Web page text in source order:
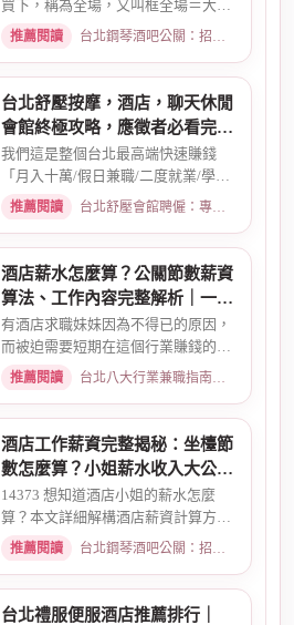
買下，稱為全場，又叫框全場＝大框
＝外全酒店買框送s外全多少...
推薦閱讀 台北鋼琴酒吧公關：招募條件與工作環境介紹 · 2026-03-26
台北舒壓按摩，酒店，聊天休閒
會館終極攻略，應徵者必看完整
指南
我們這是整個台北最高端快速賺錢
「月入十萬/假日兼職/二度就業/學生
兼職/八大廣告/林森北路KTV酒...
推薦閱讀 台北舒壓會館聘僱：專業按摩師職缺與職涯規劃 · 2026-01-07
酒店薪水怎麼算？公關節數薪資
算法、工作內容完整解析｜一次
搞懂收入結構
有酒店求職妹妹因為不得已的原因，
而被迫需要短期在這個行業賺錢的時
候而環境又你文章提到的那麼...
推薦閱讀 台北八大行業兼職指南：熱門職缺與求職須知 · 2026-02-13
酒店工作薪資完整揭秘：坐檯節
數怎麼算？小姐薪水收入大公開
｜2026最新
14373 想知道酒店小姐的薪水怎麼
算？本文詳細解構酒店薪資計算方
式，從「坐檯節數」的基本概念、...
推薦閱讀 台北鋼琴酒吧公關：招募條件與工作環境介紹 · 2026-03-09
台北禮服便服酒店推薦排行｜